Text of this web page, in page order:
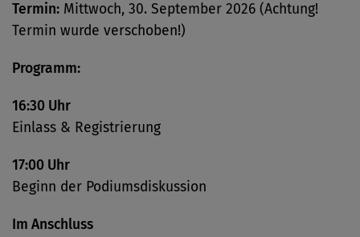
Termin: Mittwoch, 30. September 2026 (Achtung!
Termin wurde verschoben!)
Programm:
16:30 Uhr
Einlass & Registrierung
17:00 Uhr
Beginn der Podiumsdiskussion
Im Anschluss